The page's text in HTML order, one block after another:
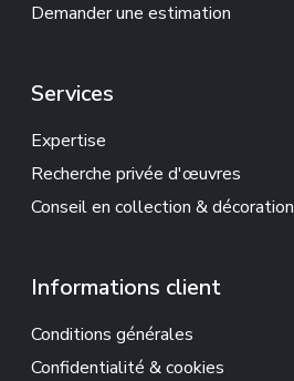
Demander une estimation
Services
Expertise
Recherche privée d'œuvres
Conseil en collection & décoration
Informations client
Conditions générales
Confidentialité & cookies